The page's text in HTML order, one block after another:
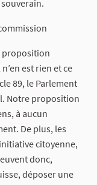
proposition
est rien et ce
89, le Parlement
Notre proposition
à aucun
De plus, les
citoyenne,
donc,
déposer une